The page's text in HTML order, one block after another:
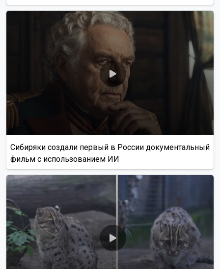
Сибиряки создали первый в России документальный
фильм с использованием ИИ